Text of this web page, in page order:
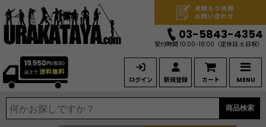
ログイン 新規登録 カート MENU
見積もり依頼
お問い合わせ
03-5843-4354
受付時間 10:00-18:00 （定休日:土日祝）
商品検索